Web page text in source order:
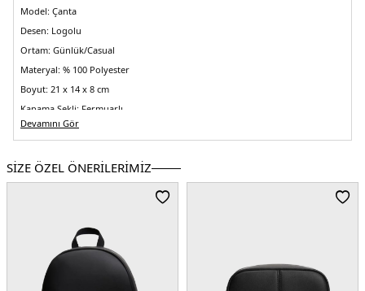
Model: Çanta
Desen: Logolu
Ortam: Günlük/Casual
Materyal: % 100 Polyester
Boyut: 21 x 14 x 8 cm
Kapama Şekli: Fermuarlı
Yaş Grubu:Yetişkin
Menşei:Bangladeş
Detaylar:Bir adet ana bölme , fermuarlı dış cep
Devamını Gör
SİZE ÖZEL ÖNERİLERİMİZ